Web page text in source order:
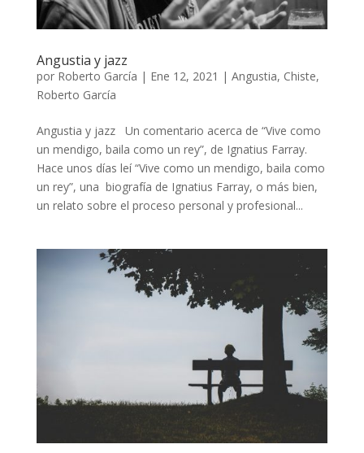
Angustia y jazz
por Roberto García | Ene 12, 2021 | Angustia, Chiste,
Roberto García
Angustia y jazz Un comentario acerca de “Vive como
un mendigo, baila como un rey”, de Ignatius Farray.
Hace unos días leí “Vive como un mendigo, baila como
un rey”, una biografía de Ignatius Farray, o más bien,
un relato sobre el proceso personal y profesional...